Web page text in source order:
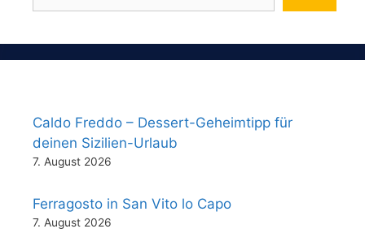
Caldo Freddo – Dessert-Geheimtipp für
deinen Sizilien-Urlaub
7. August 2026
Ferragosto in San Vito lo Capo
7. August 2026